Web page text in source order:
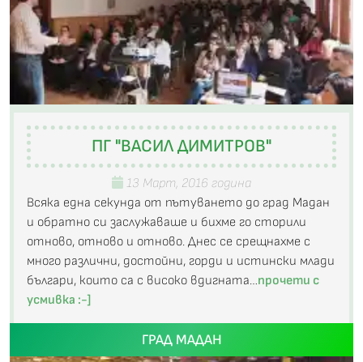
ПГ "ВАСИЛ ДИМИТРОВ"
13 Март, 2016 година
Всяка една секунда от пътуването до град Мадан
и обратно си заслужаваше и бихме го сторили
отново, отново и отново. Днес се срещнахме с
много различни, достойни, горди и истински млади
българи, които са с високо вдигната…прочети с
усмивка :-]
ГРАД МАДАН